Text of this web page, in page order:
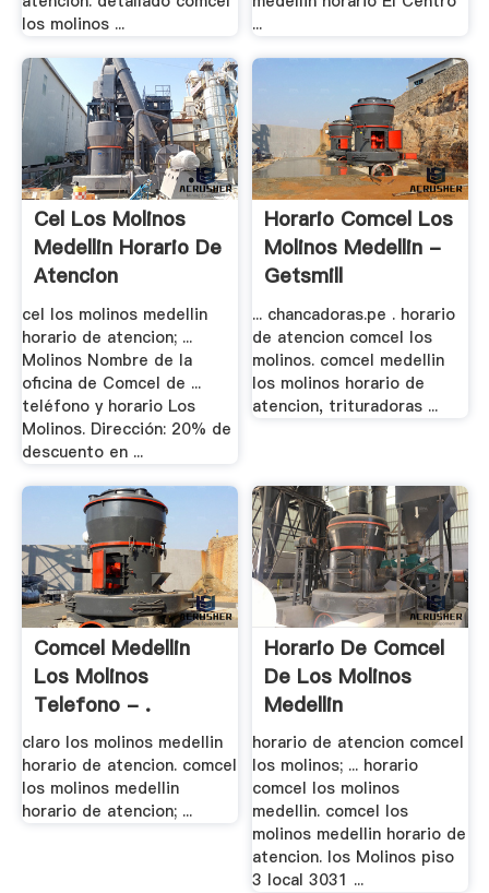
los molinos ...
...
Cel Los Molinos
Medellin Horario De
Atencion
cel los molinos medellin
horario de atencion; ...
Molinos Nombre de la
oficina de Comcel de ...
teléfono y horario Los
Molinos. Dirección: 20% de
descuento en ...
Horario Comcel Los
Molinos Medellin -
Getsmill
... chancadoras.pe . horario
de atencion comcel los
molinos. comcel medellin
los molinos horario de
atencion, trituradoras ...
Comcel Medellin
Los Molinos
Telefono - .
claro los molinos medellin
horario de atencion. comcel
los molinos medellin
horario de atencion; ...
Horario De Comcel
De Los Molinos
Medellin
horario de atencion comcel
los molinos; ... horario
comcel los molinos
medellin. comcel los
molinos medellin horario de
atencion. los Molinos piso
3 local 3031 ...